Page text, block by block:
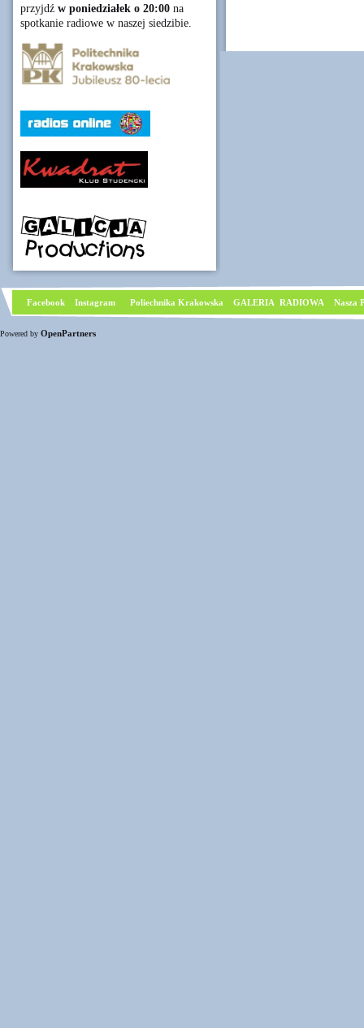
przyjdź w poniedziałek o 20:00 na
spotkanie radiowe w naszej siedzibie.
Facebook Instagram Poliechnika Krakowska GALERIA RADIOWA Nasza
Powered by OpenPartners